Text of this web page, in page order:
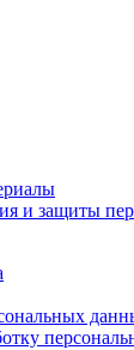
и защиты